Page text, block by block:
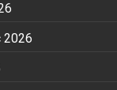
2026